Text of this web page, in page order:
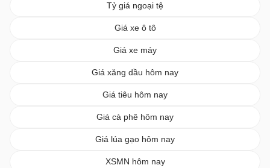
Tỷ giá ngoại tệ
Giá xe ô tô
Giá xe máy
Giá xăng dầu hôm nay
Giá tiêu hôm nay
Giá cà phê hôm nay
Giá lúa gạo hôm nay
XSMN hôm nay